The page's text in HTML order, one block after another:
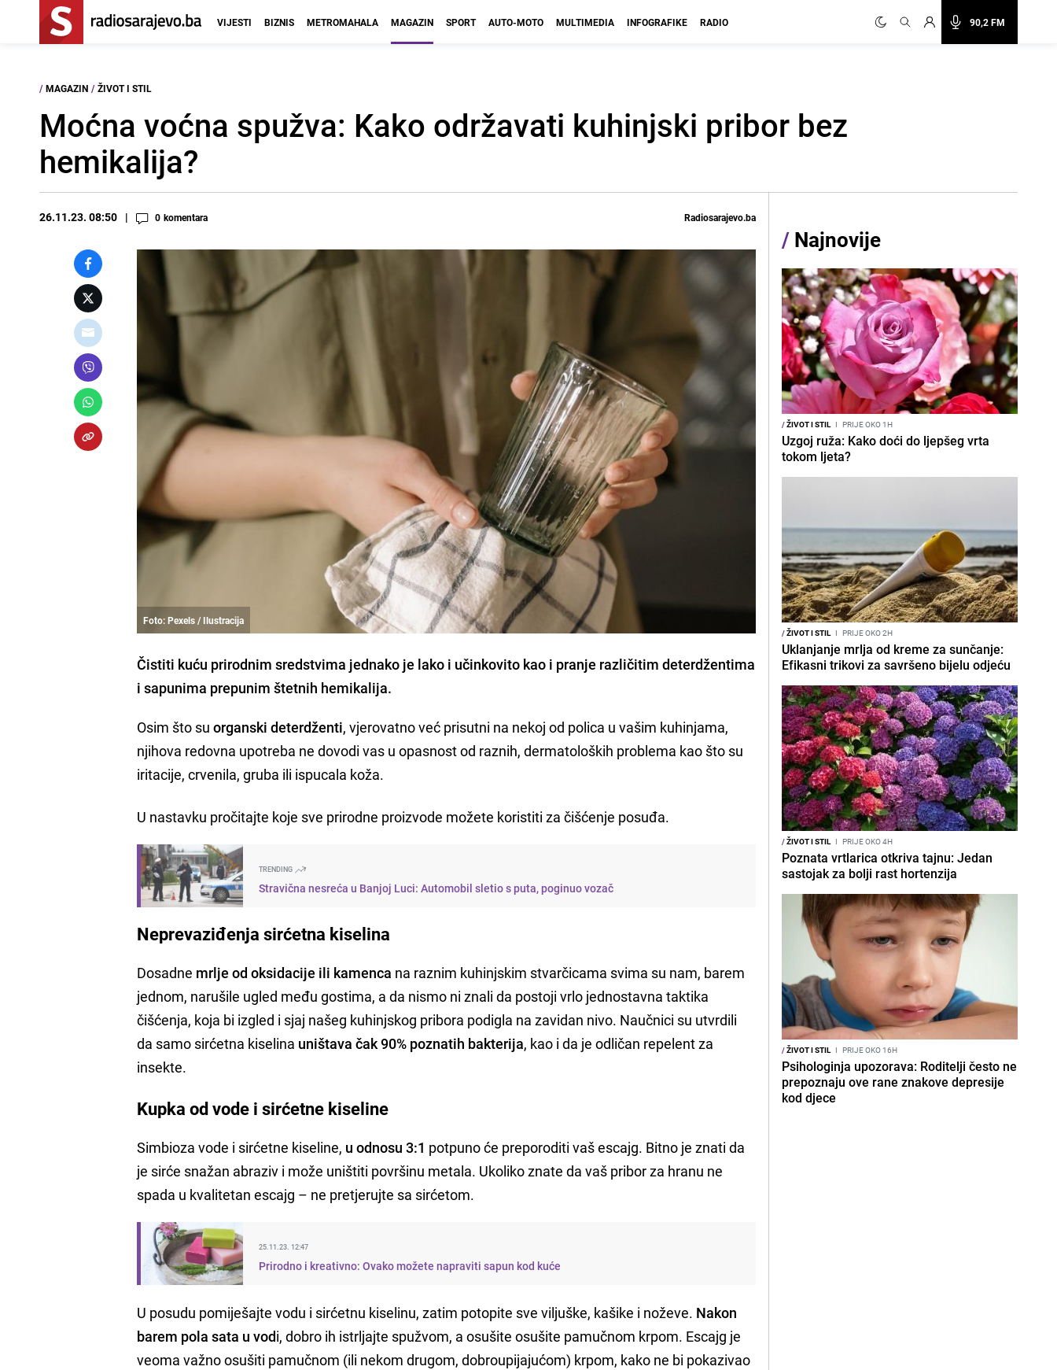
90,2 FM
VIJESTI BIZNIS METROMAHALA MAGAZIN SPORT AUTO-MOTO MULTIMEDIA INFOGRAFIKE RADIO
/ MAGAZIN / ŽIVOT I STIL
Moćna voćna spužva: Kako održavati kuhinjski pribor bez
hemikalija?
26.11.23. 08:50 0 komentara Radiosarajevo.ba
Foto: Pexels / Ilustracija
Čistiti kuću prirodnim sredstvima jednako je lako i učinkovito kao i pranje različitim deterdžentima
i sapunima prepunim štetnih hemikalija.
Osim što suorganski deterdženti, vjerovatno već prisutni na nekoj od polica u vašim kuhinjama,
njihova redovna upotreba ne dovodi vas u opasnost od raznih, dermatoloških problema kao što su
iritacije, crvenila, gruba ili ispucala koža.
U nastavku pročitajte koje sve prirodne proizvode možete koristiti za čišćenje posuđa.
TRENDING
Stravična nesreća u Banjoj Luci: Automobil sletio s puta, poginuo vozač
Neprevaziđenja sirćetna kiselina
Dosadne mrlje od oksidacije ili kamenca na raznim kuhinjskim stvarčicama svima su nam, barem
jednom, narušile ugled među gostima, a da nismo ni znali da postoji vrlo jednostavna taktika
čišćenja, koja bi izgled i sjaj našeg kuhinjskog pribora podigla na zavidan nivo. Naučnici su utvrdili
da samo sirćetna kiselina uništava čak 90% poznatih bakterija, kao i da je odličan repelent za
insekte.
Kupka od vode i sirćetne kiseline
Simbioza vode i sirćetne kiseline, u odnosu 3:1 potpuno će preporoditi vaš escajg. Bitno je znati da
je sirće snažan abraziv i može uništiti površinu metala. Ukoliko znate da vaš pribor za hranu ne
spada u kvalitetan escajg – ne pretjerujte sa sirćetom.
25.11.23. 12:47
Prirodno i kreativno: Ovako možete napraviti sapun kod kuće
U posudu pomiješajte vodu i sirćetnu kiselinu, zatim potopite sve viljuške, kašike i noževe. Nakon
barem pola sata u vodi, dobro ih istrljajte spužvom, a osušite osušite pamučnom krpom. Escajg je
veoma važno osušiti pamučnom (ili nekom drugom, dobroupijajućom) krpom, kako ne bi pokazivao
/ Najnovije
/ŽIVOT I STIL I PRIJE OKO 1H
Uzgoj ruža: Kako doći do ljepšeg vrta
tokom ljeta?
/ŽIVOT I STIL I PRIJE OKO 2H
Uklanjanje mrlja od kreme za sunčanje:
Efikasni trikovi za savršeno bijelu odjeću
/ŽIVOT I STIL I PRIJE OKO 4H
Poznata vrtlarica otkriva tajnu: Jedan
sastojak za bolji rast hortenzija
/ŽIVOT I STIL I PRIJE OKO 16H
Psihologinja upozorava: Roditelji često ne
prepoznaju ove rane znakove depresije
kod djece